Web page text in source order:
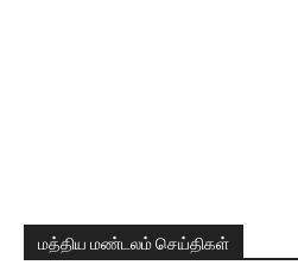
மத்திய மண்டலம் செய்திகள்